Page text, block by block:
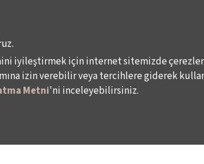
Başvuru Formu KVKK Politikası
İstanbul Kültür Sanat Vakfı
iyileştirmek için internet sitemizde çerezler
izin verebilir veya tercihlere giderek
Metni'ni inceleyebilirsiniz.